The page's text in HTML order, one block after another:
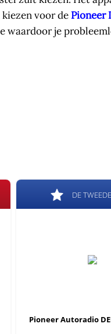
voor de Pioneer
je
DE
Pioneer Autoradio